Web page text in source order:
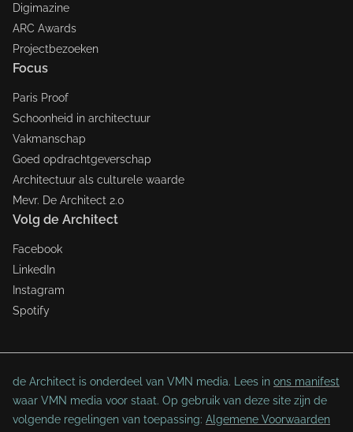
Digimazine
ARC Awards
Projectbezoeken
Focus
Paris Proof
Schoonheid in architectuur
Vakmanschap
Goed opdrachtgeverschap
Architectuur als culturele waarde
Mevr. De Architect 2.0
Volg de Architect
Facebook
LinkedIn
Instagram
Spotify
de Architect is onderdeel van VMN media. Lees in ons manifest
waar VMN media voor staat. Op gebruik van deze site zijn de
volgende regelingen van toepassing: Algemene Voorwaarden